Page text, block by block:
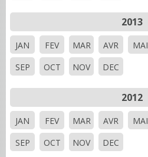
2013
JAN FEV MAR AVR MAI
SEP
OCT NOV DEC
2012
JAN FEV MAR AVR MAI
SEP
OCT NOV DEC